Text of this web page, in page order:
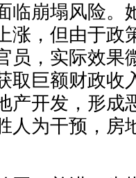
临崩塌风险。
涨，但由于政
员，实际效果
取巨额财政收
产开发，形成
人为干预，房